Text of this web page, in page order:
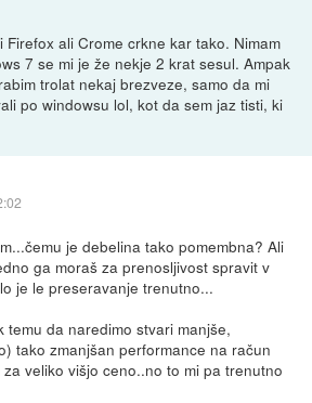
Firefox ali Crome crkne kar tako. Nimam
7 se mi je že nekje 2 krat sesul. Ampak
trolat nekaj brezveze, samo da mi
po windowsu lol, kot da sem jaz tisti, ki
je debelina tako pomembna? Ali
ga moraš za prenosljivost spravit v
je le preseravanje trenutno...
temu da naredimo stvari manjše,
tako zmanjšan performance na račun
veliko višjo ceno..no to mi pa trenutno